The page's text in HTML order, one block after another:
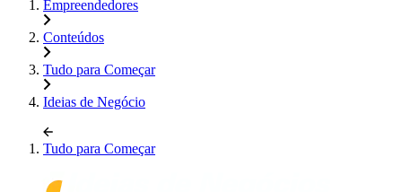
Empreendedores
Conteúdos
Tudo para Começar
Ideias de Negócio
Tudo para Começar